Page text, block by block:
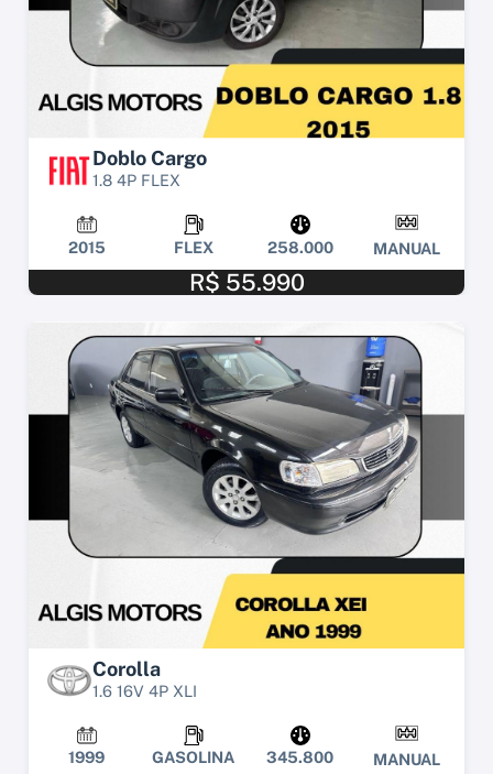
Doblo Cargo
1.8 4P FLEX
2015 FLEX 258.000 MANUAL
R$ 55.990
Corolla
1.6 16V 4P XLI
1999 GASOLINA 345.800 MANUAL